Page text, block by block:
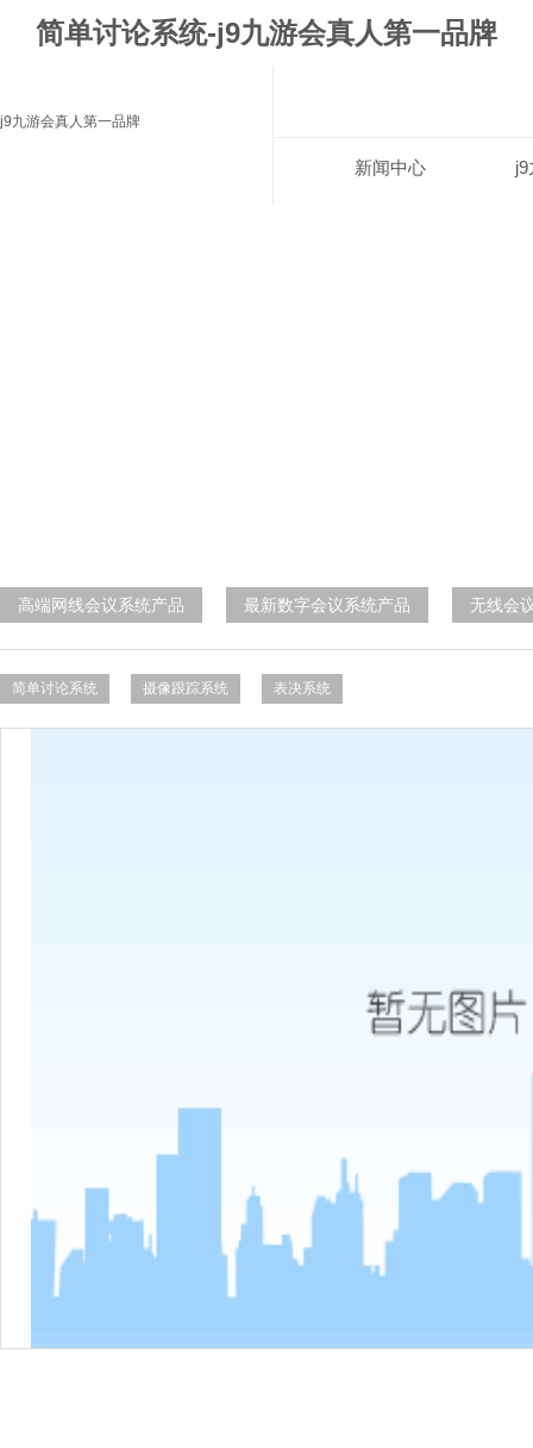
简单讨论系统-j9九游会真人第一品牌
j9九游会真人第一品牌
新闻中心
高端网线会议系统产品 最新数字会议系统产品 无线会
简单讨论系统 摄像跟踪系统 表决系统